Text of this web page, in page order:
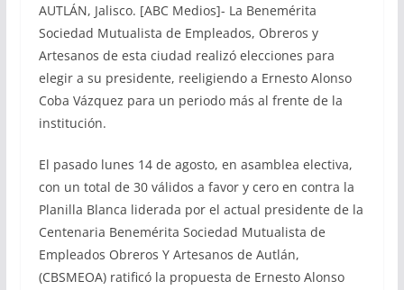
AUTLÁN, Jalisco. [ABC Medios]- La Benemérita
Sociedad Mutualista de Empleados, Obreros y
Artesanos de esta ciudad realizó elecciones para
elegir a su presidente, reeligiendo a Ernesto Alonso
Coba Vázquez para un periodo más al frente de la
institución.
El pasado lunes 14 de agosto, en asamblea electiva,
con un total de 30 válidos a favor y cero en contra la
Planilla Blanca liderada por el actual presidente de la
Centenaria Benemérita Sociedad Mutualista de
Empleados Obreros Y Artesanos de Autlán,
(CBSMEOA) ratificó la propuesta de Ernesto Alonso